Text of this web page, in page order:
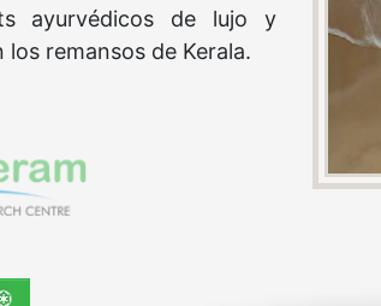
ayurvédicos de lujo y
remansos de Kerala.